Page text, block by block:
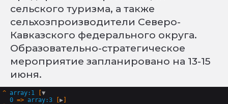
сельского туризма, а также
сельхозпроизводители Северо-
Кавказского федерального округа.
Образовательно-стратегическое
мероприятие запланировано на 13-15
июня.
^ array:1 [▼
0 => array:3 [▶